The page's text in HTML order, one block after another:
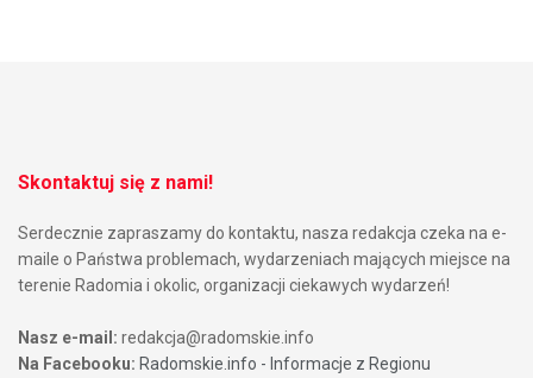
Skontaktuj się z nami!
Serdecznie zapraszamy do kontaktu, nasza redakcja czeka na e-
maile o Państwa problemach, wydarzeniach mających miejsce na
terenie Radomia i okolic, organizacji ciekawych wydarzeń!
Nasz e-mail: redakcja@radomskie.info
Na Facebooku: Radomskie.info - Informacje z Regionu